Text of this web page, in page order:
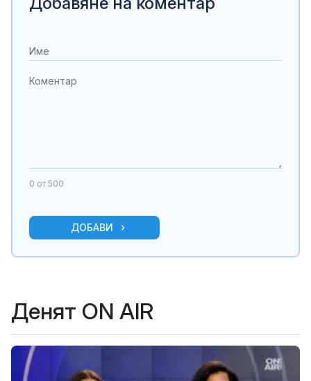
0 от 500
ДОБАВИ
Денят ON AIR